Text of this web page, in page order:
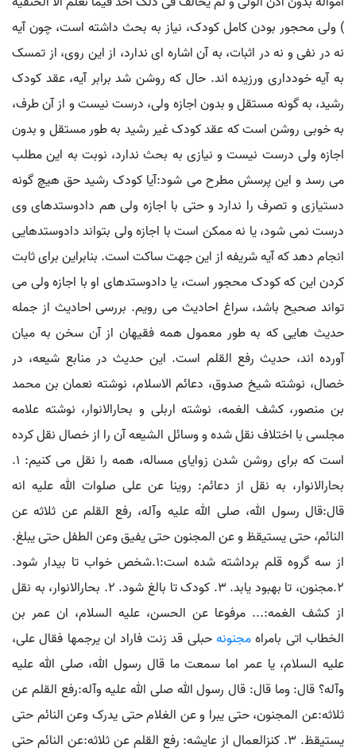
مجنونهحبلی قد زنت فاراد ان یرجمها فقال علی،
علیه السلام، یا عمر اما سمعت ما قال رسول الله، صلی الله علیه
وآله؟ قال: وما قال: قال رسول الله صلی الله علیه وآله:رفع القلم عن
ثلاثه:عن المجنون، حتی یبرا و عن الغلام حتی یدرک وعن النائم حتی
یستیقظ. ۳. کنزالعمال از عایشه: رفع القلم عن ثلاثه:عن النائم حتی